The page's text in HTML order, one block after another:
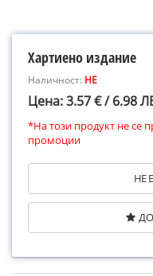
Хартиено издание
Наличност: НЕ
Цена: 3.57 € / 6.98
*На този продукт не се
промоции
НЕ